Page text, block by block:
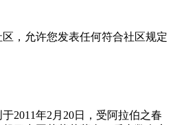
，允许您发表任何符合社区规定
年2月20日，受阿拉伯之春